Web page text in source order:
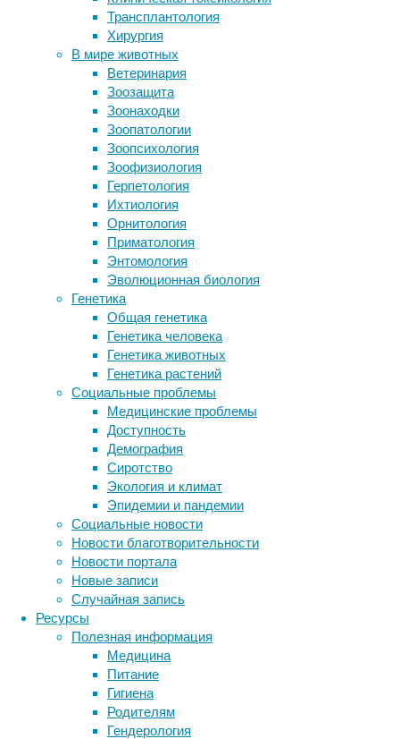
Трансплантология
Хирургия
В мире животных
Ветеринария
Зоозащита
Зоонаходки
Зоопатологии
Зоопсихология
Зоофизиология
Герпетология
Ихтиология
Орнитология
Приматология
Энтомология
Эволюционная биология
Генетика
Общая генетика
Генетика человека
Генетика животных
Генетика растений
Социальные проблемы
Медицинские проблемы
Доступность
Демография
Сиротство
Экология и климат
Эпидемии и пандемии
Социальные новости
Новости благотворительности
Новости портала
Новые записи
Случайная запись
Ресурсы
Полезная информация
Медицина
Питание
Гигиена
Родителям
Гендерология
друга,
вычёсывают
друг
друга,
чистят
друг
друга
шерсть,
перья
кожу
от
грязи
паразитов,
это
называется
социальным,
или
взаимным
грумингом,
или
аллогрумингом.
Взаимный
груминг
не
просто
гигиеническая
процедура,
это
ещё
и
способ
подружиться,
выказать
расположение,
пообщаться
«Половые различия» серийных
убийц объяснили с точки зрения
эволюции
Эксперты заявили о дефиците
финансирования онкослужбы и
приписках
Люди с редкими болезнями. Жизнь
как преодоление
Недосып, боль и «лечебный»
кофеин
Следите за новостями